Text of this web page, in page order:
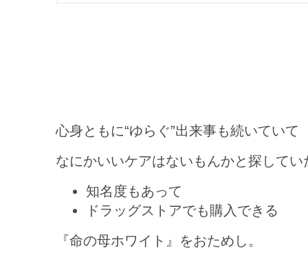
心身ともに“ゆらぐ”出来事も続いていて
なにかいいケアはないもんかと探してい
知名度もあって
ドラッグストアでも購入できる
『命の母ホワイト』をおためし。